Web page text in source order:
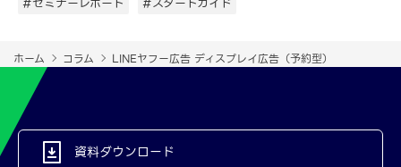
ホーム コラム LINEヤフー広告 ディスプレイ広告（予約型）
資料ダウンロード